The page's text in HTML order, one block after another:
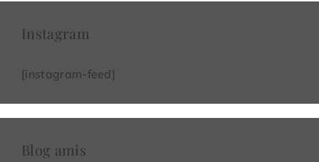
Instagram
[instagram-feed]
Blog amis